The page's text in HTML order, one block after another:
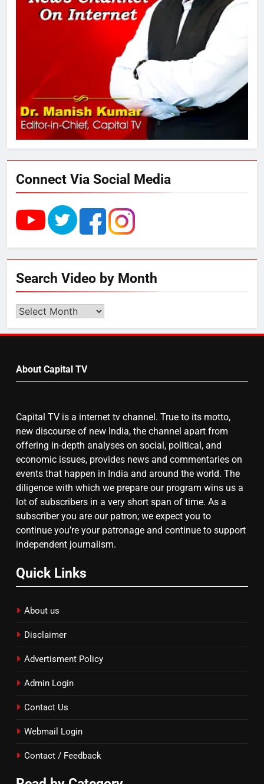
नामकरण करने की मांग को लेकर
अनिश्चितकालीन धरना शुरू
289 एकड़ भूमि पर विकसित होगा कार्बन-
फ्री डेटा सेंटर, हजारों उच्च-कुशल
रोजगार सृजन की संभावना
4
UP में ग्रामीण बिजली आपूर्ति से कृषि,
डेयरी, कुटीर उद्योग और स्वरोजगार को
मिला बढ़ावा
राम की नगरी अयोध्या में आने वाले भक्तों
का स्वागत करेगा लक्ष्मण द्वार
उत्तर प्रदेश में गांवों में बढ़ेंगी सुविधाएं: 67%
बढ़ा पंचायतों का बजट
8
चुनाव से पहले लालू परिवार पर बड़ा झटका,
दिल्ली कोर्ट ने IRCTC घोटाले में आरोप
तय किए
Connect Via Social Media
Search Video by Month
Search
by
About Capital TV
Capital TV is a internet tv channel. True to its motto,
new discourse of new India, the channel apart from
offering in-depth analyses on social, political, and
economic issues, provides news and commentaries on
events that happen in India and around the world. The
diligence with which we prepare our program wins us a
lot of subscribers in a very short span of time. As a
subscriber you are our patron; we expect you to
continue you’re your patronage and continue to support
independent journalism.
Quick Links
About us
Disclaimer
Advertisment Policy
Admin Login
Contact Us
Webmail Login
Contact / Feedback